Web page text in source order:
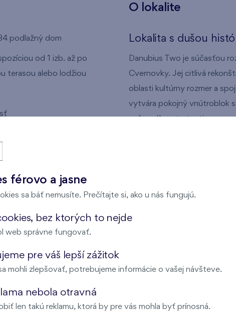
podlažný dom
od 1 izb. až po
terasou alebo lodžiou
na prenájom
O lokalite
Lokalita s dušou
Danubius Two je súčasťou
Cvernovky. Jej citlivá
oblasti kultúrny rozmer a
vytvára pokojný vnútroblok
neformálne stretnutia.
vybavenosť – školy,
pohodlné parkovanie pre
férovo a jasne
sa báť nemusíte. Prečítajte si, ako u nás fungujú.
bez ktorých to nejde
web správne fungovať.
pre váš lepší zážitok
mohli zlepšovať, potrebujeme informácie o vašej návšteve.
nebola otravná
len takú reklamu, ktorá by pre vás mohla byť prínosná.